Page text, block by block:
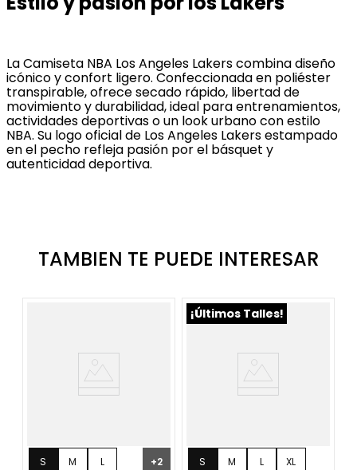
La Camiseta NBA Los Angeles Lakers combina diseño
icónico y confort ligero. Confeccionada en poliéster
transpirable, ofrece secado rápido, libertad de
movimiento y durabilidad, ideal para entrenamientos,
actividades deportivas o un look urbano con estilo
NBA. Su logo oficial de Los Angeles Lakers estampado
en el pecho refleja pasión por el básquet y
autenticidad deportiva.
TAMBIEN TE PUEDE INTERESAR
S L
M +2
¡Últimos Talles!
S L
M XL